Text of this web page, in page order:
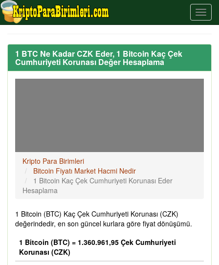
1 BTC Ne Kadar CZK Eder, 1 Bitcoin Kaç Çek
Cumhuriyeti Korunası Değer Hesaplama
Kripto Para Birimleri
Bitcoin Fiyatı Market Hacmi Nedir
1 Bitcoin Kaç Çek Cumhuriyeti Korunası Eder
Hesaplama
1 Bitcoin (BTC) Kaç Çek Cumhuriyeti Korunası (CZK)
değerindedir, en son güncel kurlara göre fiyat dönüşümü.
1 Bitcoin (BTC) = 1.360.961,95 Çek Cumhuriyeti
Korunası (CZK)